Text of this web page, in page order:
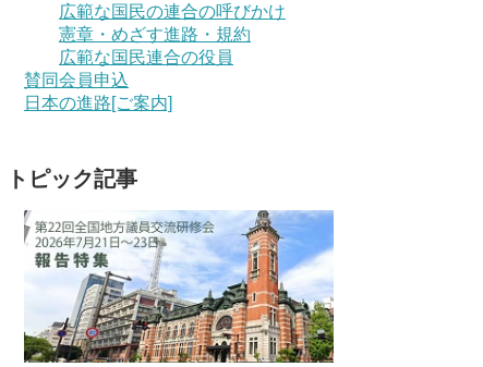
広範な国民の連合の呼びかけ
憲章・めざす進路・規約
広範な国民連合の役員
賛同会員申込
日本の進路[ご案内]
トピック記事